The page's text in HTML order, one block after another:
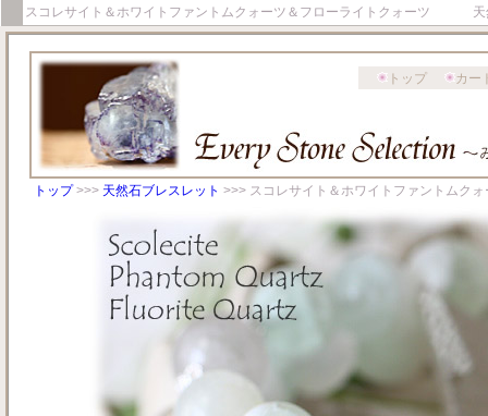
スコレサイト＆ホワイトファントムクォーツ＆フローライトクォーツ 天
トップ カー
トップ>>> 天然石ブレスレット >>> スコレサイト＆ホワイトファントム